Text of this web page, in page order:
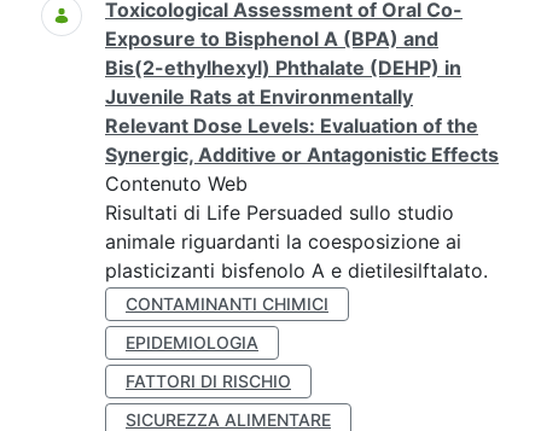
Toxicological Assessment of Oral Co-
Exposure to Bisphenol A (BPA) and
Bis(2-ethylhexyl) Phthalate (DEHP) in
Juvenile Rats at Environmentally
Relevant Dose Levels: Evaluation of the
Synergic, Additive or Antagonistic Effects
Contenuto Web
Risultati di Life Persuaded sullo studio
animale riguardanti la coesposizione ai
plasticizanti bisfenolo A e dietilesilftalato.
CONTAMINANTI CHIMICI
EPIDEMIOLOGIA
FATTORI DI RISCHIO
SICUREZZA ALIMENTARE